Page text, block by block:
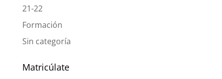
21-22
Formación
Sin categoría
Matricúlate